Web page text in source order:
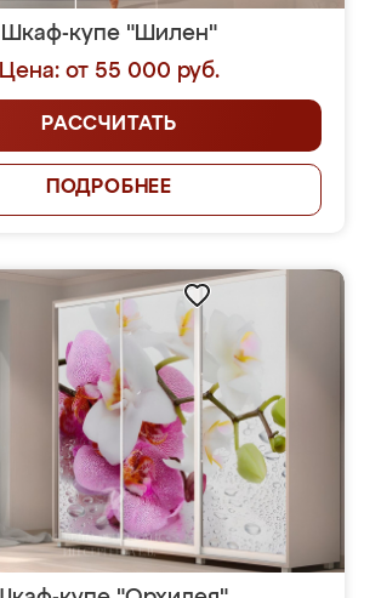
Шкаф-купе "Шилен"
Цена: от 55 000 руб.
РАССЧИТАТЬ
ПОДРОБНЕЕ